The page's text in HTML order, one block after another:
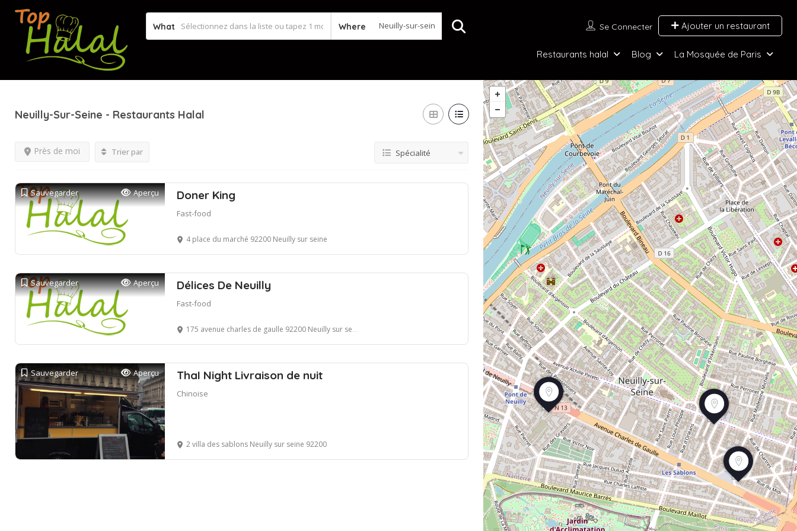
What Where Se Connecter Ajouter un restaurant
Restaurants halal Blog La Mosquée de Paris
Neuilly-Sur-Seine - Restaurants Halal
Près de moi Trier par Spécialité
Sauvegarder Aperçu Doner King
Fast-food
4 place du marché 92200 Neuilly sur seine
Sauvegarder Aperçu Délices De Neuilly
Fast-food
175 avenue charles de gaulle 92200 Neuilly sur seine
Sauvegarder Aperçu ThaI Night Livraison de nuit
Chinoise
2 villa des sablons Neuilly sur seine 92200